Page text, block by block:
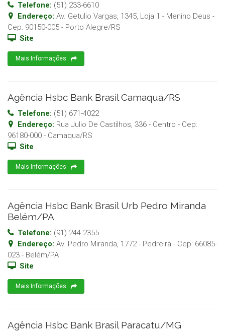
Telefone: (51) 233-6610
Endereço: Av. Getulio Vargas, 1345, Loja 1 - Menino Deus -
Cep: 90150-005 - Porto Alegre/RS
Site
Mais Informações
Agência Hsbc Bank Brasil Camaqua/RS
Telefone: (51) 671-4022
Endereço: Rua Julio De Castilhos, 336 - Centro - Cep:
96180-000 - Camaqua/RS
Site
Mais Informações
Agência Hsbc Bank Brasil Urb Pedro Miranda
Belém/PA
Telefone: (91) 244-2355
Endereço: Av. Pedro Miranda, 1772 - Pedreira - Cep: 66085-
023 - Belém/PA
Site
Mais Informações
Agência Hsbc Bank Brasil Paracatu/MG